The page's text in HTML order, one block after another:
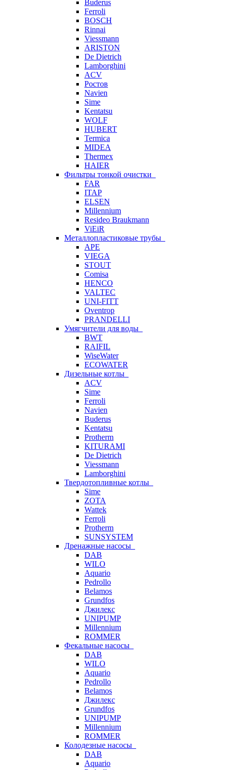
Buderus
Ferroli
BOSCH
Rinnai
Viessmann
ARISTON
De Dietrich
Lamborghini
ACV
Ростов
Navien
Sime
Kentatsu
WOLF
HUBERT
Termica
MIDEA
Thermex
HAIER
Фильтры тонкой очистки
FAR
ITAP
ELSEN
Millennium
Resideo Braukmann
ViEiR
Металлопластиковые трубы
APE
VIEGA
STOUT
Comisa
HENCO
VALTEC
UNI-FITT
Oventrop
PRANDELLI
Умягчители для воды
BWT
RAIFIL
WiseWater
ECOWATER
Дизельные котлы
ACV
Sime
Ferroli
Navien
Buderus
Kentatsu
Protherm
KITURAMI
De Dietrich
Viessmann
Lamborghini
Твердотопливные котлы
Sime
ZOTA
Wattek
Ferroli
Protherm
SUNSYSTEM
Дренажные насосы
DAB
WILO
Aquario
Pedrollo
Belamos
Grundfos
Джилекс
UNIPUMP
Millennium
ROMMER
Фекальные насосы
DAB
WILO
Aquario
Pedrollo
Belamos
Джилекс
Grundfos
UNIPUMP
Millennium
ROMMER
Колодезные насосы
DAB
Aquario